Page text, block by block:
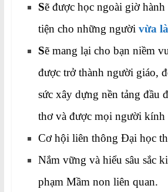
Sẽ được học ngoài giờ
tiện cho những người vừa
Sẽ mang lại cho bạn niềm
được trở thành người giáo,
sức xây dựng nền tảng đầu
thơ và được mọi người kính
Cơ hội liên thông Đại học
Nắm vững và hiểu sâu sắc
phạm Mầm non liên quan.